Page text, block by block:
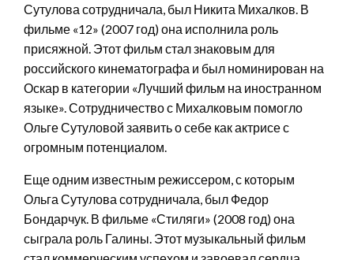
Сутулова сотрудничала, был Никита Михалков. В
фильме «12» (2007 год) она исполнила роль
присяжной. Этот фильм стал знаковым для
российского кинематографа и был номинирован на
Оскар в категории «Лучший фильм на иностранном
языке». Сотрудничество с Михалковым помогло
Ольге Сутуловой заявить о себе как актрисе с
огромным потенциалом.
Еще одним известным режиссером, с которым
Ольга Сутулова сотрудничала, был Федор
Бондарчук. В фильме «Стиляги» (2008 год) она
сыграла роль Галины. Этот музыкальный фильм